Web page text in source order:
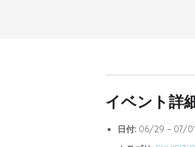
イベント詳
日付: 06/29 – 07/